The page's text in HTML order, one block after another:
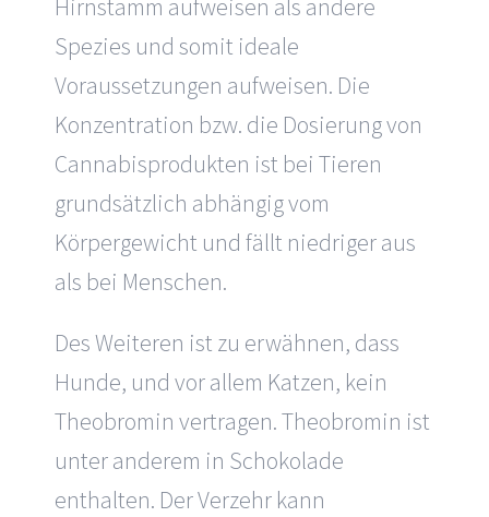
Hirnstamm aufweisen als andere
Spezies und somit ideale
Voraussetzungen aufweisen. Die
Konzentration bzw. die Dosierung von
Cannabisprodukten ist bei Tieren
grundsätzlich abhängig vom
Körpergewicht und fällt niedriger aus
als bei Menschen.
Des Weiteren ist zu erwähnen, dass
Hunde, und vor allem Katzen, kein
Theobromin vertragen. Theobromin ist
unter anderem in Schokolade
enthalten. Der Verzehr kann